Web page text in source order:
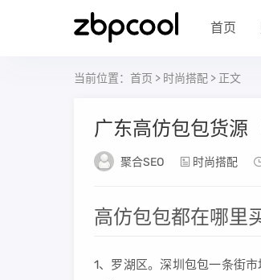
首页
当前位置： 首页 > 时尚搭配 > 正文
广东高仿包包货源
聚合SEO 时尚搭配
高仿包包都在哪里
1、罗湖区。深圳包包一条街